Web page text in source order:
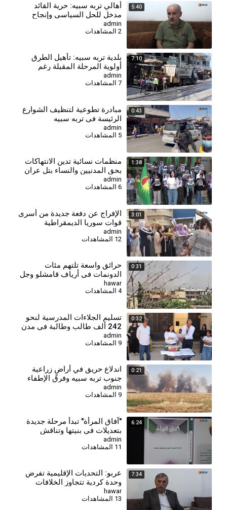
5:40
أهالي تربه سبيه: حرية القائد
مدخل للحل السياسي وإنجاح
عملية السلام
admin
7:10
⁣بلدية تربه سبيه: تأهيل الطرق
أولوية المرحلة المقبلة رغم
محدودية الإمكانيات
admin
0:43
مبادرة تطوعية لتنظيف الشوارع
الرئيسة في تربه سبيه
admin
5 المشاهدات
1:38
⁣منظمات نسائية تدين الانتهاكات
بحق المدنيين والنساء بتل عران
وتل حاصل - تربه سبيه
admin
6 المشاهدات
3:01
⁣الإفراج عن دفعة جديدة من أسرى
قوات سوريا الديمقراطية
admin
12 المشاهدات
0:31
حرائق واسعة تلتهم مئات
الدونمات في أرياف قامشلو وجل
آغا وتربه سبيه
hawar
4 المشاهدات
0:32
تسليم الجلاءات المدرسية لنحو
242 ألف طالب وطالبة في مدن
الجزيرة - تربه سبيه
admin
9 المشاهدات
0:21
اندلاع حريق في أراضٍ زراعية
جنوب تربه سبيه وفرق الإطفاء
تتدخل
admin
9 المشاهدات
6:24
"آفاق المرأة" تبدأ مرحلة جديدة
بتعديلات في بنيتها وتناقش
"الاندماج الديمقراطي" ف
admin
7:34
عربو: التحديات الإقليمية تفرض
وحدة كردية تتجاوز الخلافات
الحزبية
hawar
13 المشاهدات